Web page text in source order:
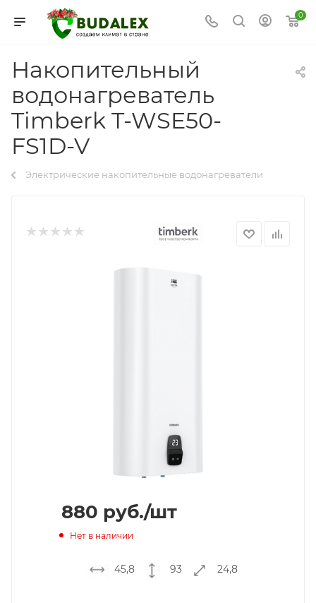
0
Накопительный
водонагреватель
Timberk T-WSE50-
FS1D-V
Электрические накопительные водонагреватели
880 руб./шт
Нет в наличии
45,8 93 24,8